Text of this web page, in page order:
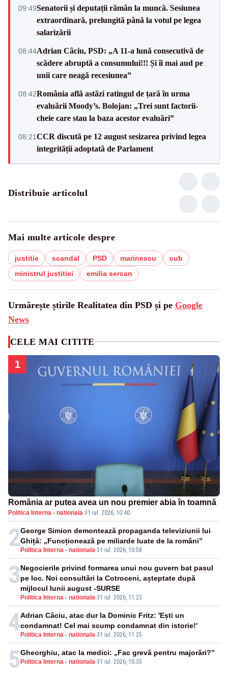
09:49Senatorii și deputații rămân la muncă. Sesiunea
extraordinară, prelungită până la votul pe legea
salarizării
08:44Adrian Câciu, PSD: „A 11-a lună consecutivă de
scădere abruptă a consumului!!! Și îi mai aud pe
unii care neagă recesiunea”
08:42România află astăzi ratingul de țară în urma
evaluării Moody’s. Bolojan: „Trei sunt factorii-
cheie care stau la baza acestor evaluări”
08:21CCR discută pe 12 august sesizarea privind legea
integrității adoptată de Parlament
Distribuie articolul
Mai multe articole despre
justitie scandal PSD marinescu
cub
ministrul justitiei
emilia sercan
Urmărește știrile Realitatea din PSD și pe Google
News
CELE MAI CITITE
1
România ar putea avea un nou premier abia în toamnă
Politica Interna - nationala·31 iul. 2026, 10:40
2 Politica Interna - nationala-31 iul. 2026, 10:58
George Simion demontează propaganda televiziunii lui
Ghiță: „Funcționează pe miliarde luate de la români”
3
Politica Interna - nationala-31 iul. 2026, 11:23
Negocierile privind formarea unui nou guvern bat pasul
pe loc. Noi consultări la Cotroceni, așteptate după
mijlocul lunii august -SURSE
4 Politica Interna - nationala-31 iul. 2026, 11:25
Adrian Câciu, atac dur la Dominic Fritz: 'Ești un
condamnat! Cel mai scump condamnat din istorie!'
5 Politica Interna - nationala-31 iul. 2026, 10:35
Gheorghiu, atac la medici: „Fac grevă pentru majorări?”